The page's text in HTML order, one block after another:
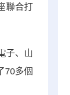
聯合打
子、山
70多個